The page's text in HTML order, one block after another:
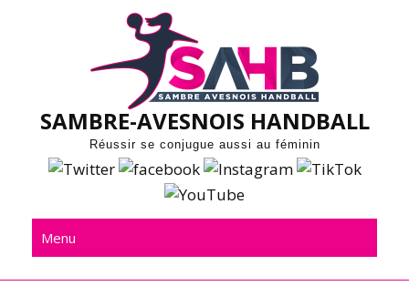
SAMBRE-AVESNOIS HANDBALL
Réussir se conjugue aussi au féminin
Menu